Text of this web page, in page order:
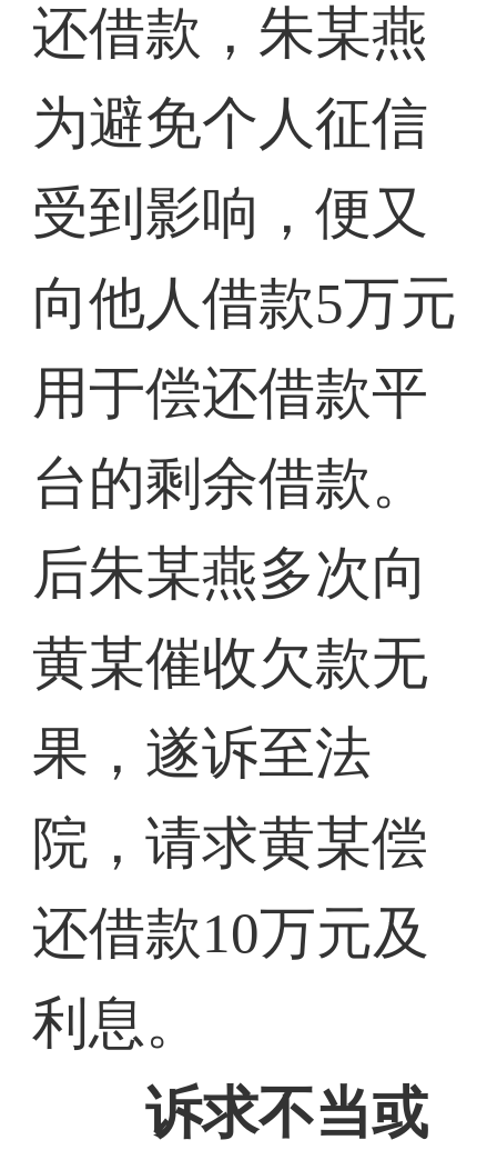
还借款，朱某燕
为避免个人征信
受到影响，便又
向他人借款5万元
用于偿还借款平
台的剩余借款。
后朱某燕多次向
黄某催收欠款无
果，遂诉至法
院，请求黄某偿
还借款10万元及
利息。
诉求不当或